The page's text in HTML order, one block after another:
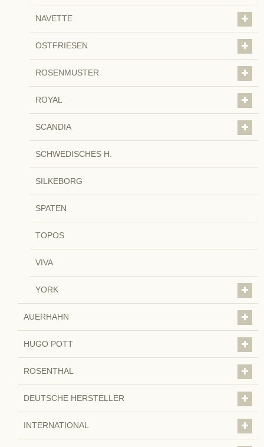
NAVETTE
OSTFRIESEN
ROSENMUSTER
ROYAL
SCANDIA
SCHWEDISCHES H.
SILKEBORG
SPATEN
TOPOS
VIVA
YORK
AUERHAHN
HUGO POTT
ROSENTHAL
DEUTSCHE HERSTELLER
INTERNATIONAL